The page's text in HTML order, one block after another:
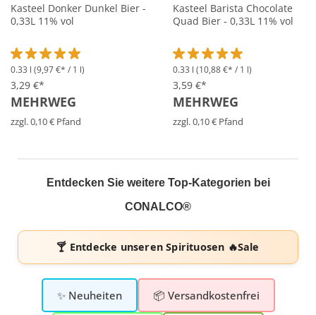
Kasteel Donker Dunkel Bier -
0,33L 11% vol
Durchschnittliche Bewertung von 5 von 5 Sternen
0.33 l (9,97 €* / 1 l)
3,29 €*
MEHRWEG
zzgl. 0,10 € Pfand
Kasteel Barista Chocolate
Quad Bier - 0,33L 11% vol
Durchschnittliche
0.33 l (10,88 €* / 1 l)
3,59 €*
MEHRWEG
zzgl. 0,10 € Pfand
Entdecken Sie weitere Top-Kategorien bei
CONALCO®
🍸 Entdecke unserenSpirituosen 🔥Sale
✨ Neuheiten 📦 Versandkostenfrei